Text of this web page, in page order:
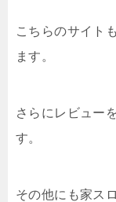
こちらのサイト
ます。
さらにレビュー
す。
その他にも家ス